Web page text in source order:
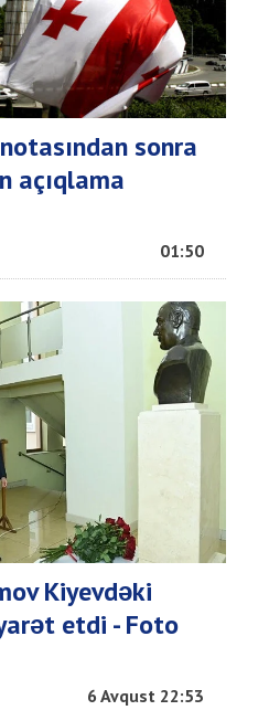
sonra
açıqlama
01:50
Kiyevdəki
etdi - Foto
6 Avqust 22:53